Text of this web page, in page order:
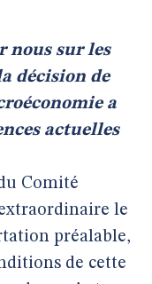
nous sur les
décision de
a
actuelles
Comité
le
préalable,
de cette